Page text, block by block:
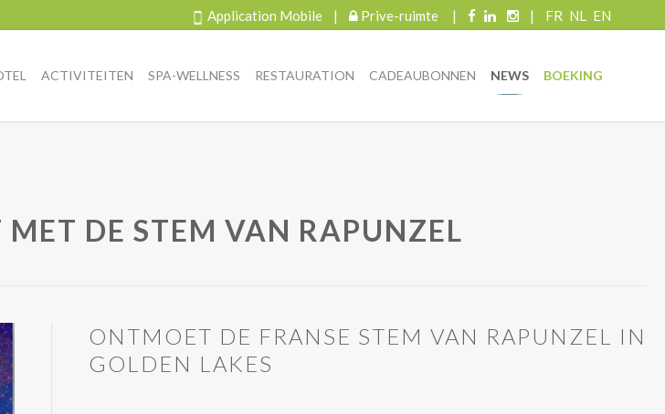
Application Mobile | Prive-ruimte | | FR NL EN
ACTIVITEITEN SPA-WELLNESS RESTAURATION CADEAUBONNEN NEWS BOEKING
DE STEM VAN RAPUNZEL
ONTMOET DE FRANSE STEM VAN RAPUNZEL IN
GOLDEN LAKES